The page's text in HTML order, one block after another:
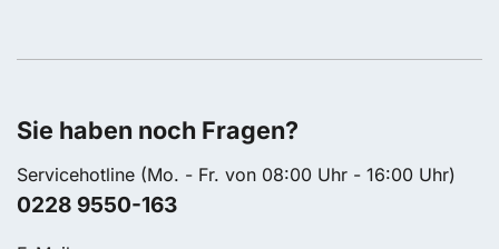
Sie haben noch Fragen?
Servicehotline (Mo. - Fr. von 08:00 Uhr - 16:00 Uhr)
0228 9550-163